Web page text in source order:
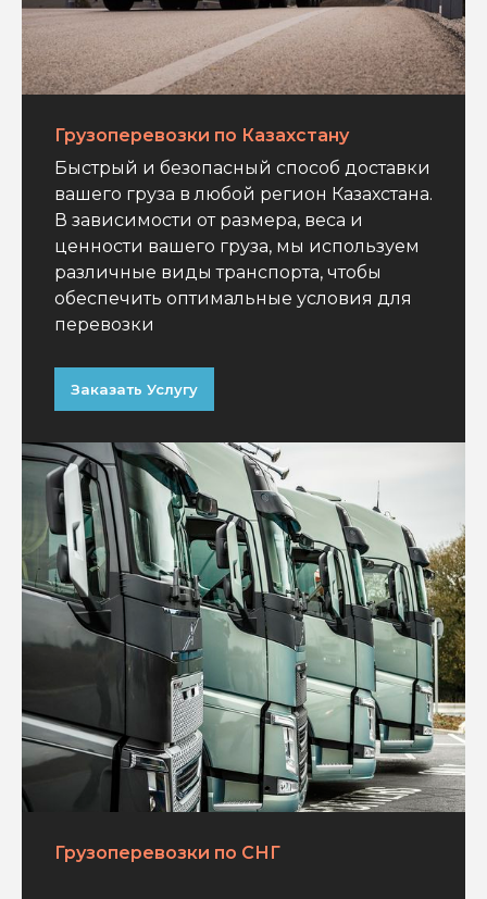
Грузоперевозки по Казахстану
Быстрый и безопасный способ доставки
вашего груза в любой регион Казахстана.
В зависимости от размера, веса и
ценности вашего груза, мы используем
различные виды транспорта, чтобы
обеспечить оптимальные условия для
перевозки
Заказать Услугу
Грузоперевозки по СНГ